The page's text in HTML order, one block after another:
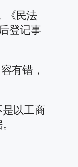
《民法
登记事
有错，
以工商